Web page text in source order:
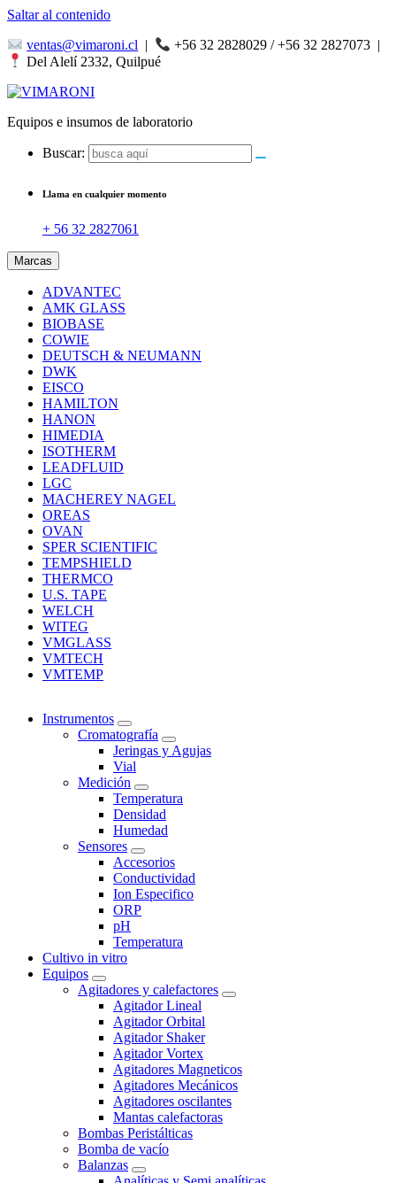
Saltar al contenido
ventas@vimaroni.cl | +56 32 2828029 / +56 32 2827073 |
Del Alelí 2332, Quilpué
Equipos e insumos de laboratorio
Buscar:
Llama en cualquier momento
+ 56 32 2827061
Marcas
ADVANTEC
AMK GLASS
BIOBASE
COWIE
DEUTSCH & NEUMANN
DWK
EISCO
HAMILTON
HANON
HIMEDIA
ISOTHERM
LEADFLUID
LGC
MACHEREY NAGEL
OREAS
OVAN
SPER SCIENTIFIC
TEMPSHIELD
THERMCO
U.S. TAPE
WELCH
WITEG
VMGLASS
VMTECH
VMTEMP
Instrumentos
Cromatografía
Jeringas y Agujas
Vial
Medición
Temperatura
Densidad
Humedad
Sensores
Accesorios
Conductividad
Ion Especifico
ORP
pH
Temperatura
Cultivo in vitro
Equipos
Agitadores y calefactores
Agitador Lineal
Agitador Orbital
Agitador Shaker
Agitador Vortex
Agitadores Magneticos
Agitadores Mecánicos
Agitadores oscilantes
Mantas calefactoras
Bombas Peristálticas
Bomba de vacío
Balanzas